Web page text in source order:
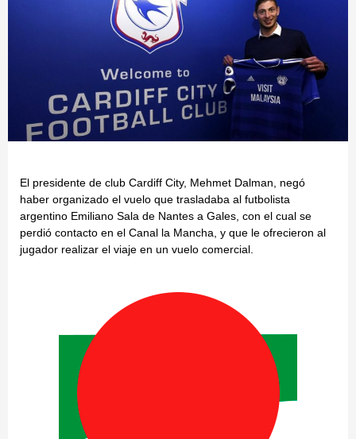
El presidente de club Cardiff City, Mehmet Dalman, negó
haber organizado el vuelo que trasladaba al futbolista
argentino Emiliano Sala de Nantes a Gales, con el cual se
perdió contacto en el Canal la Mancha, y que le ofrecieron al
jugador realizar el viaje en un vuelo comercial.